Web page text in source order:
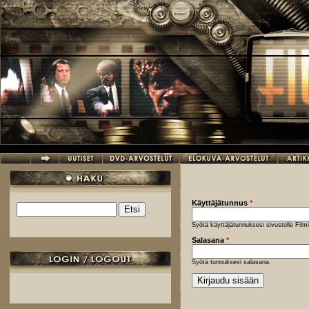
Hyppää pääsisältöön
Hakulomake
Käyttäjätunnus *
Syötä käyttäjätunnuksesi sivustolle
Salasana *
Syötä tunnuksesi salasana.